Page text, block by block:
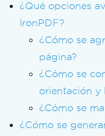
¿Qué opciones
IronPDF?
¿Cómo se
página?
¿Cómo se
orientación y
¿Cómo se
¿Cómo se